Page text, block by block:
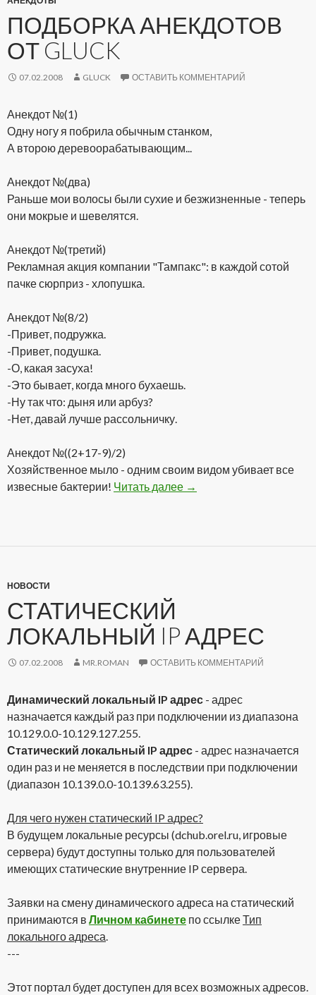
ПОДБОРКА АНЕКДОТОВ
ОТ GLUCK
07.02.2008 GLUCK ОСТАВИТЬ КОММЕНТАРИЙ
Анекдот №(1)
Одну ногу я побрила обычным станком,
А второю деревоорабатывающим...
Анекдот №(два)
Раньше мои волосы были сухие и безжизненные - теперь
они мокрые и шевелятся.
Анекдот №(третий)
Рекламная акция компании "Тампакс": в каждой сотой
пачке сюрприз - хлопушка.
Анекдот №(8/2)
-Привет, подружка.
-Привет, подушка.
-О, какая засуха!
-Это бывает, когда много бухаешь.
-Ну так что: дыня или арбуз?
-Нет, давай лучше рассольничку.
Анекдот №((2+17-9)/2)
Хозяйственное мыло - одним своим видом убивает все
извесные бактерии! Читать далее Подборка анекдотов от
→
НОВОСТИ
СТАТИЧЕСКИЙ
ЛОКАЛЬНЫЙ IP АДРЕС
07.02.2008 MR.ROMAN ОСТАВИТЬ КОММЕНТАРИЙ
Динамический локальный IP адрес - адрес
назначается каждый раз при подключении из диапазона
10.129.0.0-10.129.127.255.
Статический локальный IP адрес - адрес назначается
один раз и не меняется в последствии при подключении
(диапазон 10.139.0.0-10.139.63.255).
Для чего нужен статический IP адрес?
В будущем локальные ресурсы (dchub.orel.ru, игровые
сервера) будут доступны только для пользователей
имеющих статические внутренние IP сервера.
Заявки на смену динамического адреса на статический
принимаются в Личном кабинете по ссылкеТип
локального адреса.
---
Этот портал будет доступен для всех возможных адресов.